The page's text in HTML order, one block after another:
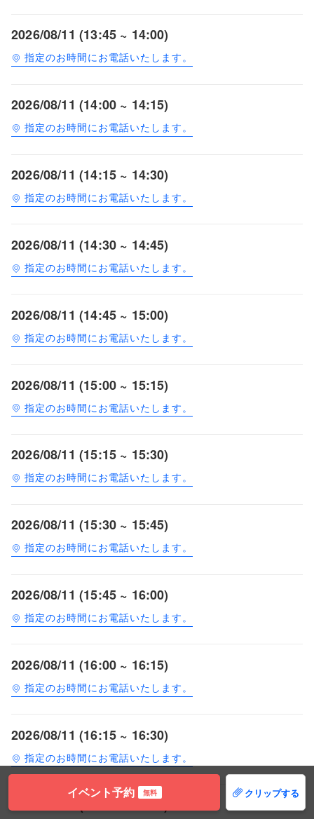
2026/08/11 (13:45 ~ 14:00)
指定のお時間にお電話いたします。
2026/08/11 (14:00 ~ 14:15)
指定のお時間にお電話いたします。
2026/08/11 (14:15 ~ 14:30)
指定のお時間にお電話いたします。
2026/08/11 (14:30 ~ 14:45)
指定のお時間にお電話いたします。
2026/08/11 (14:45 ~ 15:00)
指定のお時間にお電話いたします。
2026/08/11 (15:00 ~ 15:15)
指定のお時間にお電話いたします。
2026/08/11 (15:15 ~ 15:30)
指定のお時間にお電話いたします。
2026/08/11 (15:30 ~ 15:45)
指定のお時間にお電話いたします。
2026/08/11 (15:45 ~ 16:00)
指定のお時間にお電話いたします。
2026/08/11 (16:00 ~ 16:15)
指定のお時間にお電話いたします。
2026/08/11 (16:15 ~ 16:30)
指定のお時間にお電話いたします。
2026/08/11 (16:30 ~ 16:45)
イベント予約 無料 クリップする